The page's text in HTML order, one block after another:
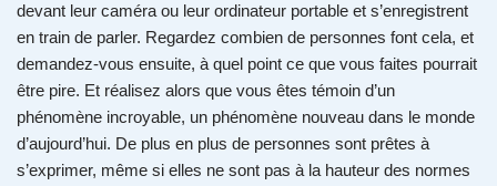
devant leur caméra ou leur ordinateur portable et s’enregistrent
en train de parler. Regardez combien de personnes font cela, et
demandez-vous ensuite, à quel point ce que vous faites pourrait
être pire. Et réalisez alors que vous êtes témoin d’un
phénomène incroyable, un phénomène nouveau dans le monde
d’aujourd’hui. De plus en plus de personnes sont prêtes à
s’exprimer, même si elles ne sont pas à la hauteur des normes